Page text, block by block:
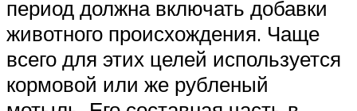
период должна включать добавки
животного происхождения. Чаще
всего для этих целей используется
кормовой или же рубленый